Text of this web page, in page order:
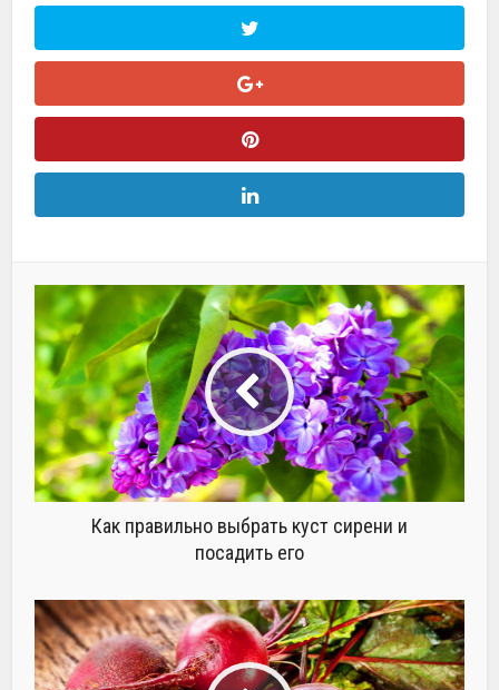
Как правильно выбрать куст сирени и
посадить его